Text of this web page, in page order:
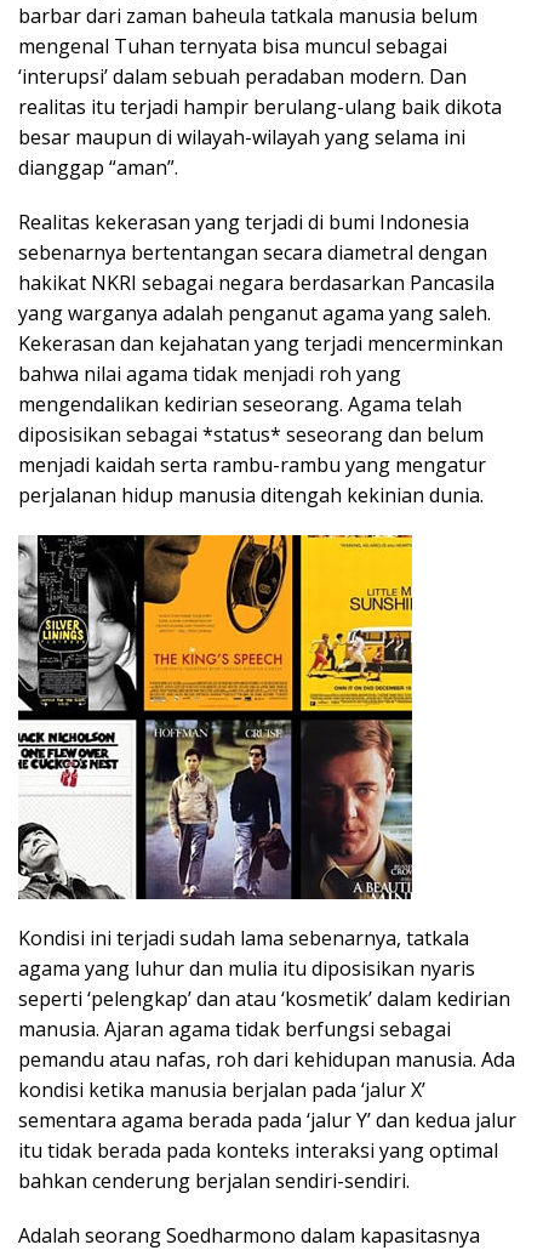
barbar dari zaman baheula tatkala manusia belum
mengenal Tuhan ternyata bisa muncul sebagai
‘interupsi’ dalam sebuah peradaban modern. Dan
realitas itu terjadi hampir berulang-ulang baik dikota
besar maupun di wilayah-wilayah yang selama ini
dianggap “aman”.
Realitas kekerasan yang terjadi di bumi Indonesia
sebenarnya bertentangan secara diametral dengan
hakikat NKRI sebagai negara berdasarkan Pancasila
yang warganya adalah penganut agama yang saleh.
Kekerasan dan kejahatan yang terjadi mencerminkan
bahwa nilai agama tidak menjadi roh yang
mengendalikan kedirian seseorang. Agama telah
diposisikan sebagai *status* seseorang dan belum
menjadi kaidah serta rambu-rambu yang mengatur
perjalanan hidup manusia ditengah kekinian dunia.
Kondisi ini terjadi sudah lama sebenarnya, tatkala
agama yang luhur dan mulia itu diposisikan nyaris
seperti ‘pelengkap’ dan atau ‘kosmetik’ dalam kedirian
manusia. Ajaran agama tidak berfungsi sebagai
pemandu atau nafas, roh dari kehidupan manusia. Ada
kondisi ketika manusia berjalan pada ‘jalur X’
sementara agama berada pada ‘jalur Y’ dan kedua jalur
itu tidak berada pada konteks interaksi yang optimal
bahkan cenderung berjalan sendiri-sendiri.
Adalah seorang Soedharmono dalam kapasitasnya